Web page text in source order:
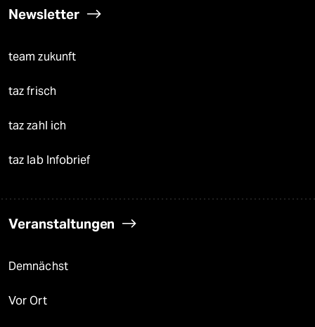
Newsletter
team zukunft
taz frisch
taz zahl ich
taz lab Infobrief
Veranstaltungen
Demnächst
Vor Ort